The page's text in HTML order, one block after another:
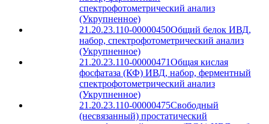
спектрофотометрический анализ
(Укрупненное)
21.20.23.110-00000450Общий белок ИВД,
набор, спектрофотометрический анализ
(Укрупненное)
21.20.23.110-00000471Общая кислая
фосфатаза (КФ) ИВД, набор, ферментный
спектрофотометрический анализ
(Укрупненное)
21.20.23.110-00000475Свободный
(несвязанный) простатический